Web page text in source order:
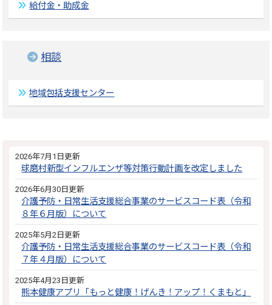
給付金・助成金
相談
地域包括支援センター
2026年7月1日更新
球磨村新型インフルエンザ等対策行動計画を改定しました
2026年6月30日更新
介護予防・日常生活支援総合事業のサービスコード表（令和
８年６月版）について
2025年5月2日更新
介護予防・日常生活支援総合事業のサービスコード表（令和
７年４月版）について
2025年4月23日更新
熊本健康アプリ「もっと健康！げんき！アップ！くまもと」